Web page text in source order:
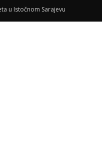
u Istočnom Sarajevu